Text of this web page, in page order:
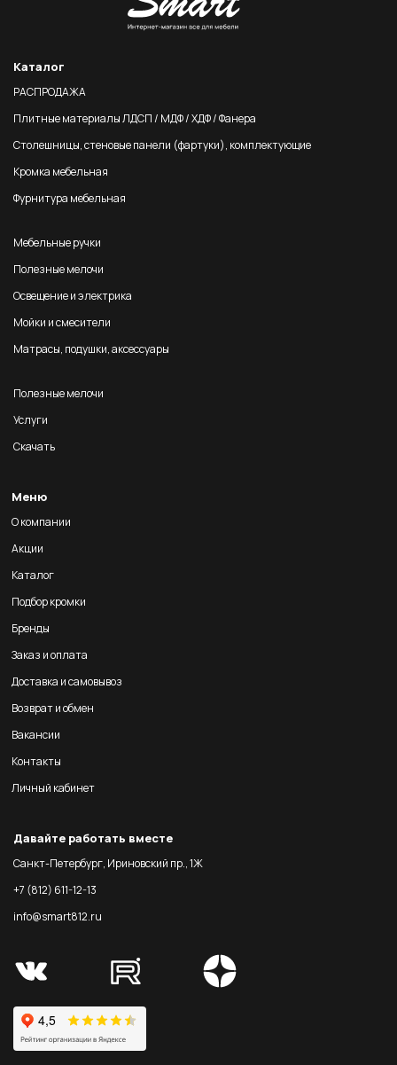
Каталог
РАСПРОДАЖА
Плитные материалы ЛДСП / МДФ / ХДФ / Фанера
Столешницы, стеновые панели (фартуки), комплектующие
Кромка мебельная
Фурнитура мебельная
Мебельные ручки
Полезные мелочи
Освещение и электрика
Мойки и смесители
Матрасы, подушки, аксессуары
Полезные мелочи
Услуги
Скачать
Меню
О компании
Акции
Каталог
Подбор кромки
Бренды
Заказ и оплата
Доставка и самовывоз
Возврат и обмен
Вакансии
Контакты
Личный кабинет
Давайте работать вместе
Санкт-Петербург, Ириновский пр., 1Ж
+7 (812) 611-12-13
info@smart812.ru